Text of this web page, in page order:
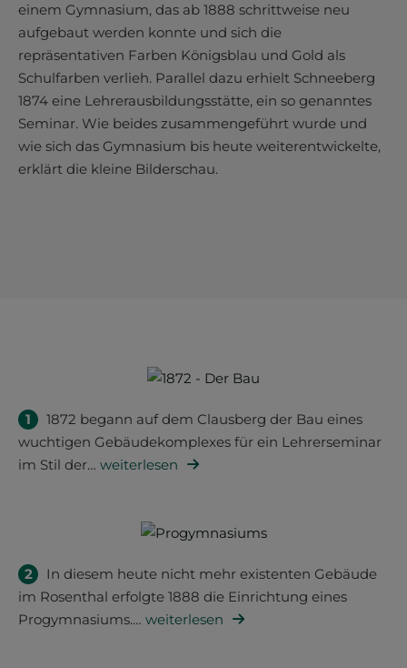
einem Gymnasium, das ab 1888 schrittweise neu
aufgebaut werden konnte und sich die
repräsentativen Farben Königsblau und Gold als
Schulfarben verlieh. Parallel dazu erhielt Schneeberg
1874 eine Lehrerausbildungsstätte, ein so genanntes
Seminar. Wie beides zusammengeführt wurde und
wie sich das Gymnasium bis heute weiterentwickelte,
erklärt die kleine Bilderschau.
1
1872 begann auf dem Clausberg der Bau eines
wuchtigen Gebäudekomplexes für ein Lehrerseminar
im Stil der… weiterlesen
2
In diesem heute nicht mehr existenten Gebäude
im Rosenthal erfolgte 1888 die Einrichtung eines
Progymnasiums.… weiterlesen